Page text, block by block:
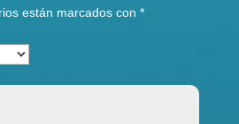
están marcados con *